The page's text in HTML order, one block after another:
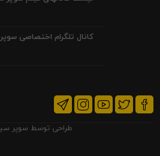
کانال تلگرام اختصاصی
طراحی توسط سوپر